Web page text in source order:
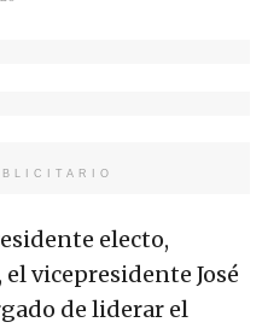
electo,
vicepresidente José
de liderar el